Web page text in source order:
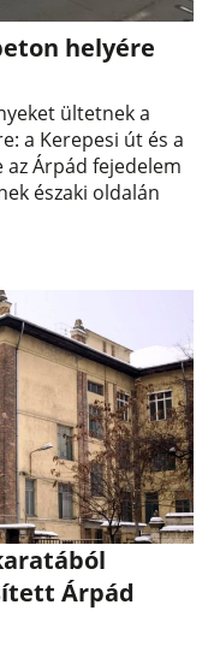
helyére
ültetnek a
a Kerepesi út és a
az Árpád fejedelem
északi oldalán
Árpád